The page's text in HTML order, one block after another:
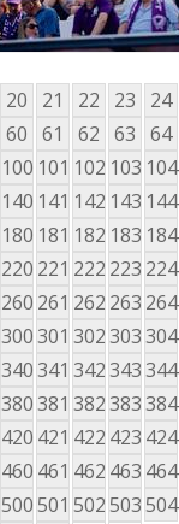
20 21 22 23 24
60 61 62 63 64
100 101 102 103 104
140 141 142 143 144
180 181 182 183 184
220 221 222 223 224
260 261 262 263 264
300301 302303304
340341 342343344
380381 382383384
420 421 422 423 424
460 461 462 463 464
500501 502503504